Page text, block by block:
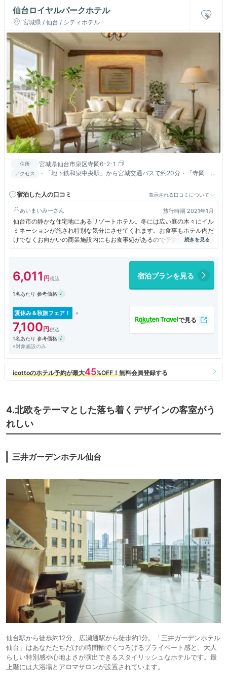
仙台ロイヤルパークホテル
宮城県 / 仙台 / シティホテル
住所 宮城県仙台市泉区寺岡6-2-1
アクセス
・「地下鉄和泉中央駅」から宮城交通バスで約20分・「寺岡一
ら路線バスで約40分・「寺岡六丁目/泉アウトレットバス停」下
車徒歩約8分 ・仙台空港から車で約40分(仙台東部道路・東北自
動車道利用) ・東北自動車道「泉IC」から約10分 ・東北自動車道
「泉PAスマートIC(ETC専用IC)」から約5分
宿泊した人の口コミ 表示される口コミについて
あいまいみー 旅行時期 2021年1月
仙台市の静かな住宅地にあるリゾートホテル。冬には広い庭の木々にイル
ミネーションが施され特別な気分にさせてくれます。お食事もホテル内だ
けでなくお向かいの商業施設内にもお食事処があるので予算に応じて。お
隣にアウトレットモールもありお買い物好きにもお勧めです。
6,011 宿泊プランを見る
1名あたり 参考価格
夏休み＆秋旅フェア！
7,100
1名あたり 参考価格
※対象施設のみ
4.北欧をテーマとした落ち着くデザインの客室がう
れしい
三井ガーデンホテル仙台
仙台駅から徒歩約12分、広瀬通駅から徒歩約1分。「三井ガーデンホテル
仙台」はあなたたちだけの時間軸でくつろげるプライベート感と、大人
らしい特別感や心地よさが演出できるスタイリッシュなホテルです。最
上階には大浴場とアロマサロンが設置されています。